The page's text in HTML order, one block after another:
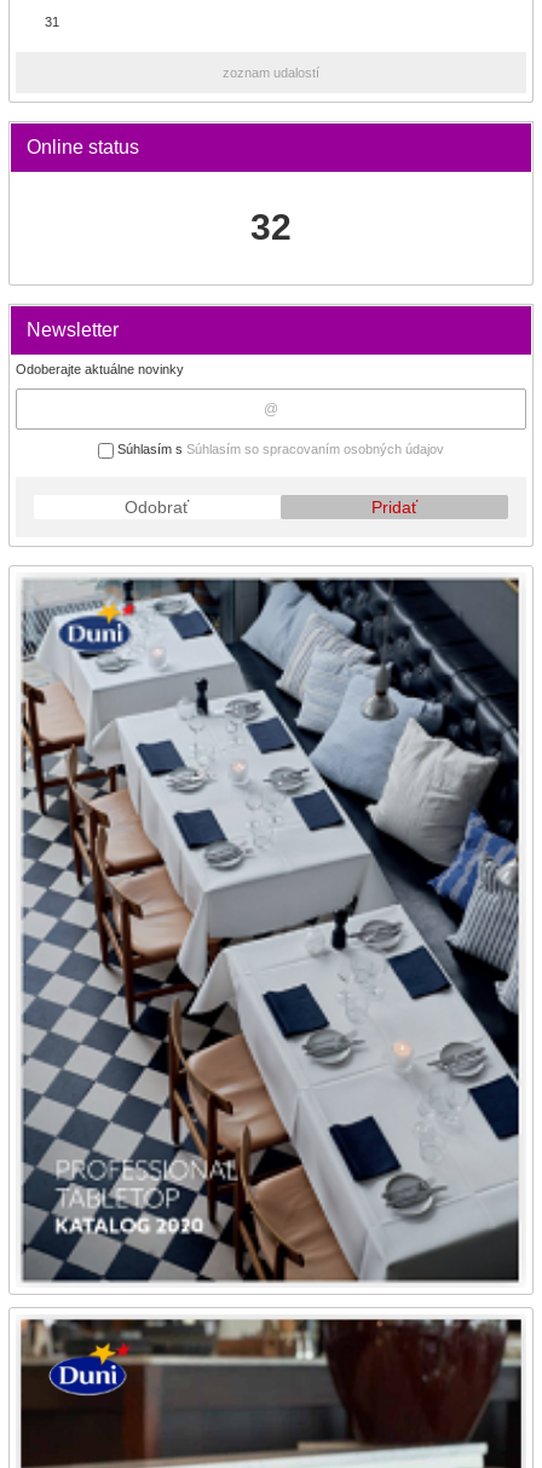
31
zoznam udalostí
Online status
32
Newsletter
Odoberajte aktuálne novinky
Súhlasím s Súhlasím so spracovaním osobných údajov
Odobrať Pridať